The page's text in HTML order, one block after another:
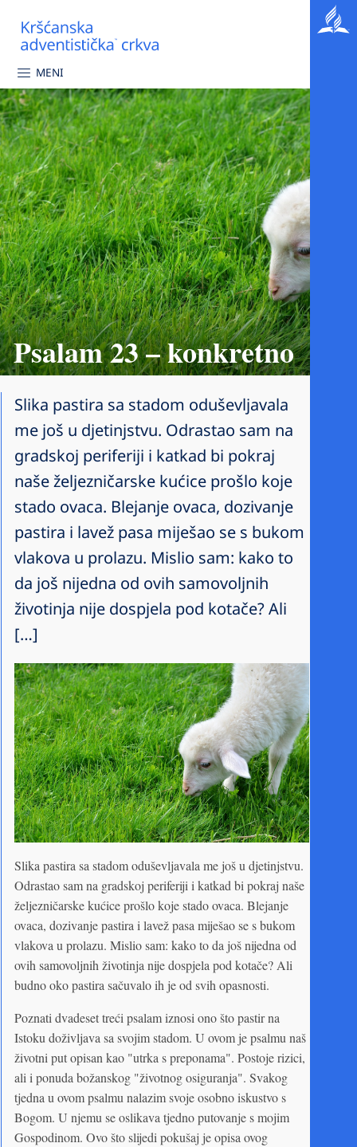
MENI
Psalam 23 – konkretno
Slika pastira sa stadom oduševljavala
me još u djetinjstvu. Odrastao sam na
gradskoj periferiji i katkad bi pokraj
naše željezničarske kućice prošlo koje
stado ovaca. Blejanje ovaca, dozivanje
pastira i lavež pasa miješao se s bukom
vlakova u prolazu. Mislio sam: kako to
da još nijedna od ovih samovoljnih
životinja nije dospjela pod kotače? Ali
[…]
Slika pastira sa stadom oduševljavala me još u djetinjstvu.
Odrastao sam na gradskoj periferiji i katkad bi pokraj naše
željezničarske kućice prošlo koje stado ovaca. Blejanje
ovaca, dozivanje pastira i lavež pasa miješao se s bukom
vlakova u prolazu. Mislio sam: kako to da još nijedna od
ovih samovoljnih životinja nije dospjela pod kotače? Ali
budno oko pastira sačuvalo ih je od svih opasnosti.
Poznati dvadeset treći psalam iznosi ono što pastir na
Istoku doživljava sa svojim stadom. U ovom je psalmu naš
životni put opisan kao "utrka s preponama". Postoje rizici,
ali i ponuda božanskog "životnog osiguranja". Svakog
tjedna u ovom psalmu nalazim svoje osobno iskustvo s
Bogom. U njemu se oslikava tjedno putovanje s mojim
Gospodinom. Ovo što slijedi pokušaj je opisa ovog